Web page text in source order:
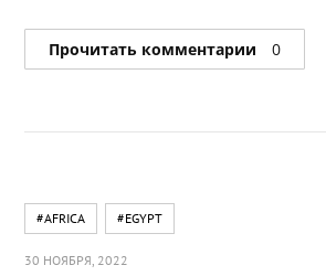
Прочитать комментарии 0
#AFRICA #EGYPT
30 НОЯБРЯ, 2022